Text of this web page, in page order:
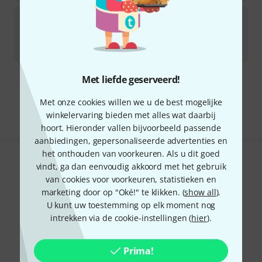
Met liefde geserveerd!
Met onze cookies willen we u de best mogelijke
winkelervaring bieden met alles wat daarbij
hoort. Hieronder vallen bijvoorbeeld passende
aanbiedingen, gepersonaliseerde advertenties en
het onthouden van voorkeuren. Als u dit goed
vindt, ga dan eenvoudig akkoord met het gebruik
van cookies voor voorkeuren, statistieken en
marketing door op "Oké!" te klikken. (show all).
U kunt uw toestemming op elk moment nog
intrekken via de cookie-instellingen (hier).
Prima!
ThomannCeramic Chirping Bird Silver
Direct leverbaar
2,99
Gratis verzending vanaf € 69
Alle prijzen incl. btw
Bevalt het wat u ziet?
Delen Hulp & Feedback